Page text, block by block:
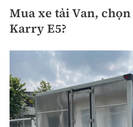
Mua xe tải Van,
Karry E5?